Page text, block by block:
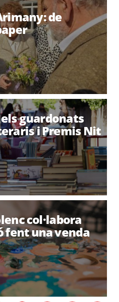
de
els guardonats
i Premis Nit
col·labora
fent una venda